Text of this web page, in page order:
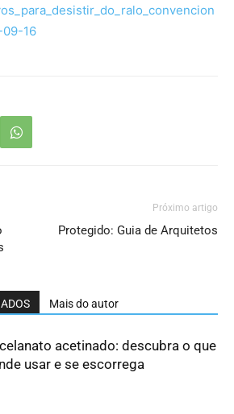
09-16
Próximo artigo
Protegido: Guia de Arquitetos
Mais do autor
acetinado: descubra o que
usar e se escorrega